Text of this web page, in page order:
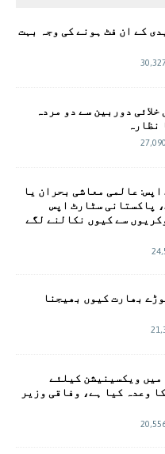
کے ان فٹ ہونے کی وجہ بہت
دوربین سے دو مردہ
نظارہ
27,090
عالمی معاشی بحران یا
پاکستانی سٹارٹ اپس
سے کیوں نکالنے لگے
بھارت کیوں بھیجنا
میں ویکسینیشن کیلئے
کا وعدہ کیا ہے، وفاقی وزیر